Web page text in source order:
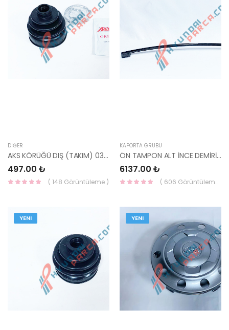
DIĞER
AKS KÖRÜĞÜ DIŞ (TAKIM) 03-06 DİZEL/ERA DİZEL HN09LF3160-YS
497.00 ₺
( 148 Görüntüleme )
KAPORTA GRUBU
ÖN TAMPON ALT İNCE DEMİRİ TUCSON 2015- 86571-D7000-HMC
6137.00 ₺
( 606 Görüntüleme )
YENI YENI